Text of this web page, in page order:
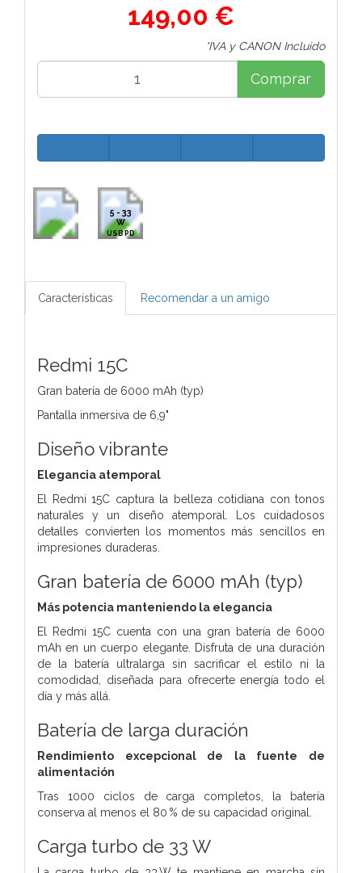
149,00 €
*IVA y CANON Incluido
Comprar
5 - 33
W
USB PD
Características Recomendar a un amigo
Redmi 15C
Gran batería de 6000 mAh (typ)
Pantalla inmersiva de 6,9"
Diseño vibrante
Elegancia atemporal
El Redmi 15C captura la belleza cotidiana con tonos
naturales y un diseño atemporal. Los cuidadosos
detalles convierten los momentos más sencillos en
impresiones duraderas.
Gran batería de 6000 mAh (typ)
Más potencia manteniendo la elegancia
El Redmi 15C cuenta con una gran batería de 6000
mAh en un cuerpo elegante. Disfruta de una duración
de la batería ultralarga sin sacrificar el estilo ni la
comodidad, diseñada para ofrecerte energía todo el
día y más allá.
Batería de larga duración
Rendimiento excepcional de la fuente de
alimentación
Tras 1000 ciclos de carga completos, la batería
conserva al menos el 80 % de su capacidad original.
Carga turbo de 33 W